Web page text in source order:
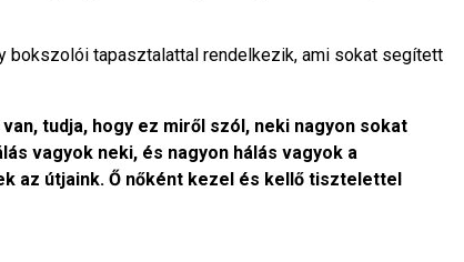
bokszolói tapasztalattal rendelkezik, ami sokat segített
tudja, hogy ez miről szól, neki nagyon sokat
vagyok neki, és nagyon hálás vagyok a
az útjaink. Ő nőként kezel és kellő tisztelettel